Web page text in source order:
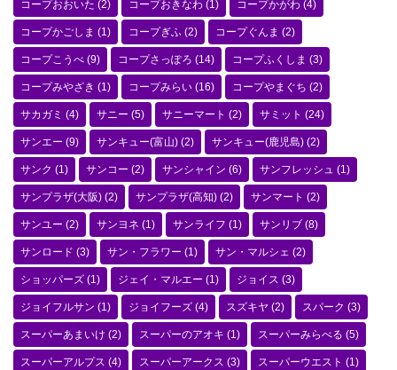
コープおおいた (2) コープおきなわ (1) コープかがわ (4)
コープかごしま (1) コープぎふ (2) コープぐんま (2)
コープこうべ (9) コープさっぽろ (14) コープふくしま (3)
コープみやざき (1) コープみらい (16) コープやまぐち (2)
サカガミ (4) サニー (5) サニーマート (2) サミット (24)
サンエー (9) サンキュー(富山) (2) サンキュー(鹿児島) (2)
サンク (1) サンコー (2) サンシャイン (6) サンフレッシュ (1)
サンプラザ(大阪) (2) サンプラザ(高知) (2) サンマート (2)
サンユー (2) サンヨネ (1) サンライフ (1) サンリブ (8)
サンロード (3) サン・フラワー (1) サン・マルシェ (2)
ショッパーズ (1) ジェイ・マルエー (1) ジョイス (3)
ジョイフルサン (1) ジョイフーズ (4) スズキヤ (2) スパーク (3)
スーパーあまいけ (2) スーパーのアオキ (1) スーパーみらべる (5)
スーパーアルプス (4) スーパーアークス (3) スーパーウエスト (1)